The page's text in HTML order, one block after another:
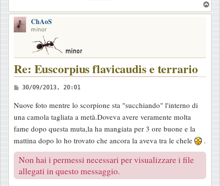
o
ChAoS
minor
Re: Euscorpius flavicaudis e terrario
M
s
s
a
g
g
i
o
30/09/2013, 20:01
Nuove foto mentre lo scorpione sta "succhiando" l'interno di
una camola tagliata a metà.Doveva avere veramente molta
fame dopo questa muta,la ha mangiata per 3 ore buone e la
mattina dopo lo ho trovato che ancora la aveva tra le chele
.
Non hai i permessi necessari per visualizzare i file
allegati in questo messaggio.